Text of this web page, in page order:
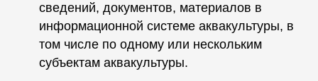
сведений, документов, материалов в
информационной системе аквакультуры, в
том числе по одному или нескольким
субъектам аквакультуры.